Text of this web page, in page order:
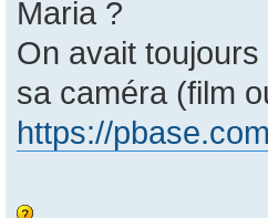
Maria ?
On avait
sa caméra (film
https://